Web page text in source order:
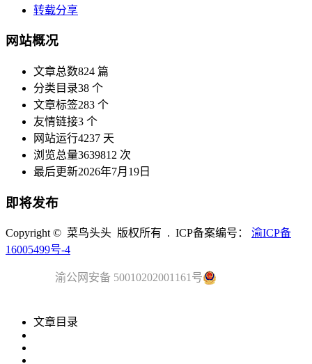
转载分享
网站概况
文章总数824 篇
分类目录38 个
文章标签283 个
友情链接3 个
网站运行4237 天
浏览总量3639812 次
最后更新2026年7月19日
即将发布
Copyright © 菜鸟头头 版权所有 . ICP备案编号： 渝ICP备
16005499号-4
渝公网安备 50010202001161号
文章目录